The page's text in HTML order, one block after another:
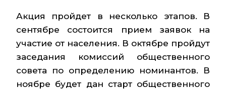
Акция пройдет в несколько этапов. В
сентябре состоится прием заявок на
участие от населения. В октябре пройдут
заседания комиссий общественного
совета по определению номинантов. В
ноябре будет дан старт общественного